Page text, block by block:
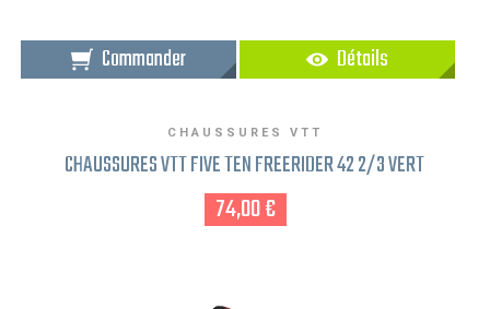
Commander Détails
CHAUSSURES VTT
CHAUSSURES VTT FIVE TEN FREERIDER 42 2/3 VERT
74,00 €